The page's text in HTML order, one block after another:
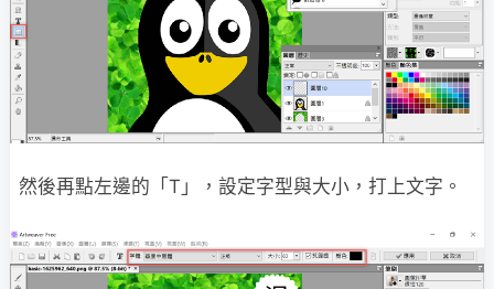
然後再點左邊的「T」，設定字型與大小，打上文字。